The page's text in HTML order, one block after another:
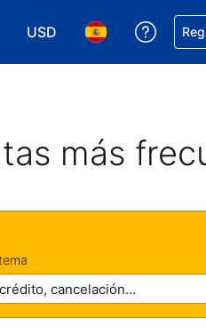
USD
Elegir tu moneda. Tu
Elegir el idioma
más